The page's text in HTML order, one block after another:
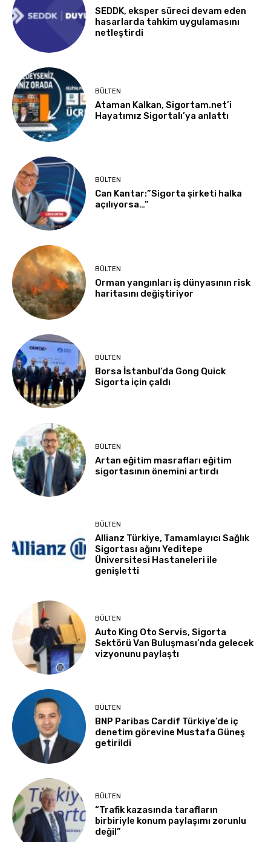
SEDDK, eksper süreci devam eden
hasarlarda tahkim uygulamasını
netleştirdi
BÜLTEN
Ataman Kalkan, Sigortam.net’i
Hayatımız Sigortalı’ya anlattı
BÜLTEN
Can Kantar:”Sigorta şirketi halka
açılıyorsa…”
BÜLTEN
Orman yangınları iş dünyasının risk
haritasını değiştiriyor
BÜLTEN
Borsa İstanbul’da Gong Quick
Sigorta için çaldı
BÜLTEN
Artan eğitim masrafları eğitim
sigortasının önemini artırdı
BÜLTEN
Allianz Türkiye, Tamamlayıcı Sağlık
Sigortası ağını Yeditepe
Üniversitesi Hastaneleri ile
genişletti
BÜLTEN
Auto King Oto Servis, Sigorta
Sektörü Van Buluşması’nda gelecek
vizyonunu paylaştı
BÜLTEN
BNP Paribas Cardif Türkiye’de iç
denetim görevine Mustafa Güneş
getirildi
BÜLTEN
“Trafik kazasında tarafların
birbiriyle konum paylaşımı zorunlu
değil”